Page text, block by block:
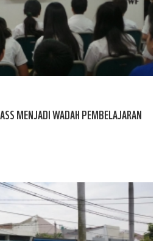
MENJADI WADAH PEMBELAJARAN